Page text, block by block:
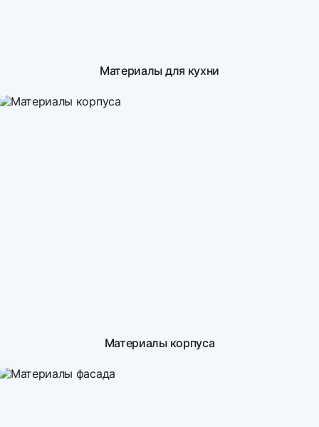
Материалы для кухни
Материалы корпуса